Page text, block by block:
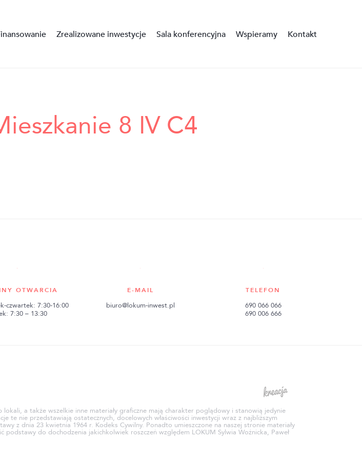
Zrealizowane inwestycje Sala konferencyjna Wspieramy Kontakt
8 IV C4
OTWARCIA
czwartek: 7:30-16:00
7:30 – 13:30
E-MAIL
biuro@lokum-inwest.pl
TELEFON
690 066 066
690 006 666
a także wszelkie inne materiały graficzne mają charakter poglądowy i stanowią jedynie
nie przedstawiają ostatecznych, docelowych właściwości inwestycji wraz z najbliższym
z dnia 23 kwietnia 1964 r. Kodeks Cywilny. Ponadto umieszczone na naszej stronie materiały
do dochodzenia jakichkolwiek roszczeń względem LOKUM Sylwia Woźnicka, Paweł